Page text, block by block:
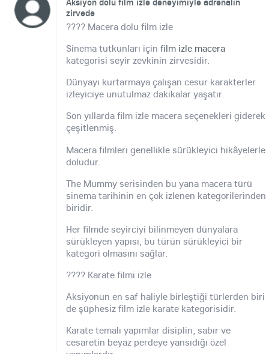
zirvede
???? Macera dolu film izle
Sinema tutkunları için film izle macera
kategorisi seyir zevkinin zirvesidir.
Dünyayı kurtarmaya çalışan cesur karakterler
izleyiciye unutulmaz dakikalar yaşatır.
Son yıllarda film izle macera seçenekleri giderek
çeşitlenmiş.
Macera filmleri genellikle sürükleyici hikâyelerle
doludur.
The Mummy serisinden bu yana macera türü
sinema tarihinin en çok izlenen kategorilerinden
biridir.
Her filmde seyirciyi bilinmeyen dünyalara
sürükleyen yapısı, bu türün sürükleyici bir
kategori olmasını sağlar.
???? Karate filmi izle
Aksiyonun en saf haliyle birleştiği türlerden biri
de şüphesiz film izle karate kategorisidir.
Karate temalı yapımlar disiplin, sabır ve
cesaretin beyaz perdeye yansıdığı özel